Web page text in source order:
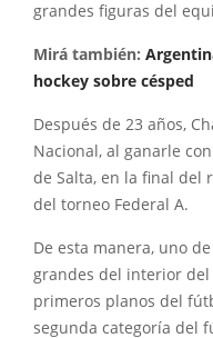
grandes figuras del
Mirá también:
hockey sobre césped
Después de 23 años,
Nacional, al ganarle
de Salta, en la final del
del torneo Federal A.
De esta manera, uno
grandes del interior del
primeros planos del
segunda categoría del